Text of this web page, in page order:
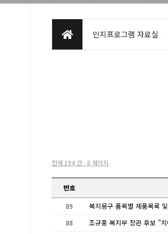
인지프로그램 자료실
전체 194 건 - 8 페이지
번호
89
88